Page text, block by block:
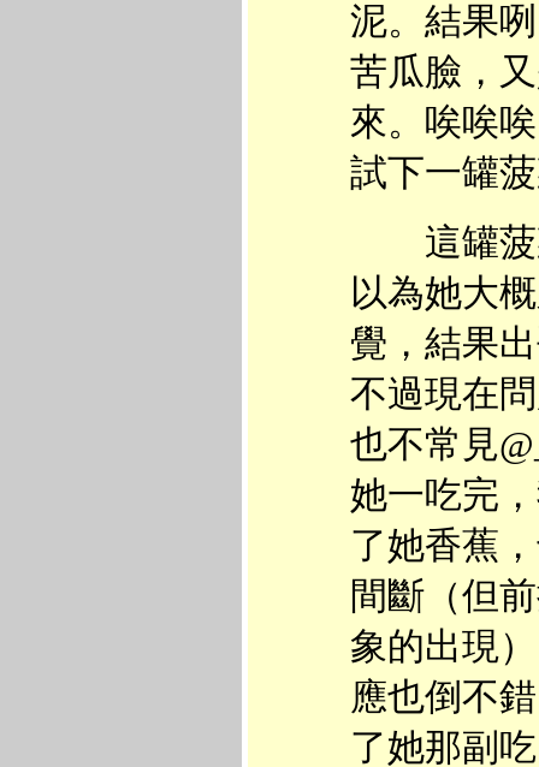
泥。結果
苦瓜臉，
來。唉唉
試下一罐
這罐菠
以為她大
覺，結果
不過現在
也不常見
她一吃完
了她香蕉
間斷（但
象的出現
應也倒不
了她那副